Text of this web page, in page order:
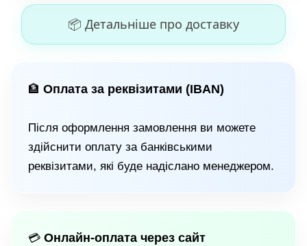
📦 Детальніше про доставку
🏦 Оплата за реквізитами (IBAN)
Після оформлення замовлення ви можете
здійснити оплату за банківськими
реквізитами, які буде надіслано менеджером.
💳 Онлайн-оплата через сайт